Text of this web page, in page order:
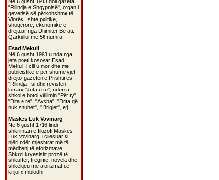
Në 6 gusht 1913 doli gazeta
"Rilindja e Shqypnisë", organ i
qeverisë së përkohshme të
Vlorës. Ishte politike,
shoqërore, ekonomike e
drejtuar nga Dhimitër Berati.
Qarkulloi me 56 numra.
Esad Mekuli
Në 6 gusht 1993 u nda nga
jeta poeti kosovar Esad
Mekuli, i cili u mor dhe me
publicistikë e për shumë vjet
drejtoi gazetën e Prishtinës
"Rilindja , si dhe revistën
letrare "Jeta e re", ndërsa
shkoi e botoi vëllimin "Për ty",
"Dita e re", "Avsha", "Drita që
nuk shuhet", " Brigjet", etj.
Maskes Luk Vovinarg
Në 6 gusht 1716 lindi
shkrimtari e filozofi Maskes
Luk Vovinarg, i cilësuar si
njëri ndër mjeshtrat më të
mëdhenj të aforizmave.
Shkroi kryesisht prozë të
shkurtër, tregime, novela dhe
shkëlqeu me aforizmat që
krijoi e mblodhi.